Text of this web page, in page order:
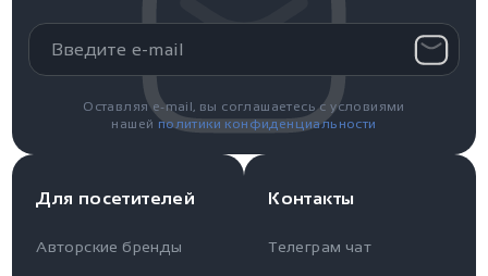
Для посетителей
Авторские бренды
Оставляя e-mail, вы соглашаетесь с условиями
нашей политики конфиденциальности
Контакты
Телеграм чат